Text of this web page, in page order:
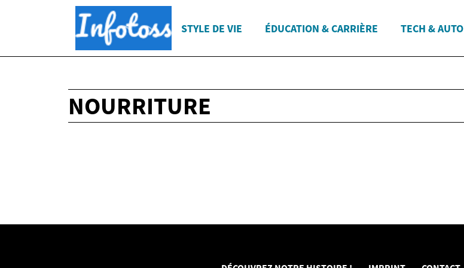
STYLE DE VIE ÉDUCATION & CARRIÈRE TECH & AUTO
NOURRITURE